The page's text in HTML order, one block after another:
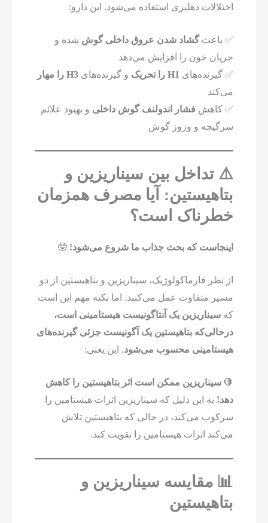
اختلالات دهلیزی استفاده می‌شود. این دارو:
✅ باعثگشاد شدن عروق داخلی گوش شده و
جریان خون را افزایش می‌دهد
✅ گیرنده‌های H1 را تحریک و گیرنده‌هایH3 را مهار
می‌کند
✅ کاهش فشار اندولنف گوش داخلی و بهبود علائم
سرگیجه و وزوز گوش
⚠️ تداخل بین سیناریزین و
بتاهیستین: آیا مصرف همزمان
خطرناک است؟
اینجاست که بحث جذاب ما شروع می‌شود! 🤓
از نظر فارماکولوژیک، سیناریزین و بتاهیستین از دو
مسیر متفاوت عمل می‌کنند. اما نکته مهم این است
کهسیناریزین یک آنتاگونیست هیستامینی است،
درحالی‌که بتاهیستین یک آگونیست جزئی گیرنده‌های
هیستامینی محسوب می‌شود. این یعنی:
🛑سیناریزین ممکن است اثر بتاهیستین را کاهش
دهد! به این دلیل که سیناریزین اثرات هیستامین را
سرکوب می‌کند، در حالی که بتاهیستین تلاش
می‌کند اثرات هیستامین را تقویت کند.
📊 مقایسه سیناریزین و
بتاهیستین